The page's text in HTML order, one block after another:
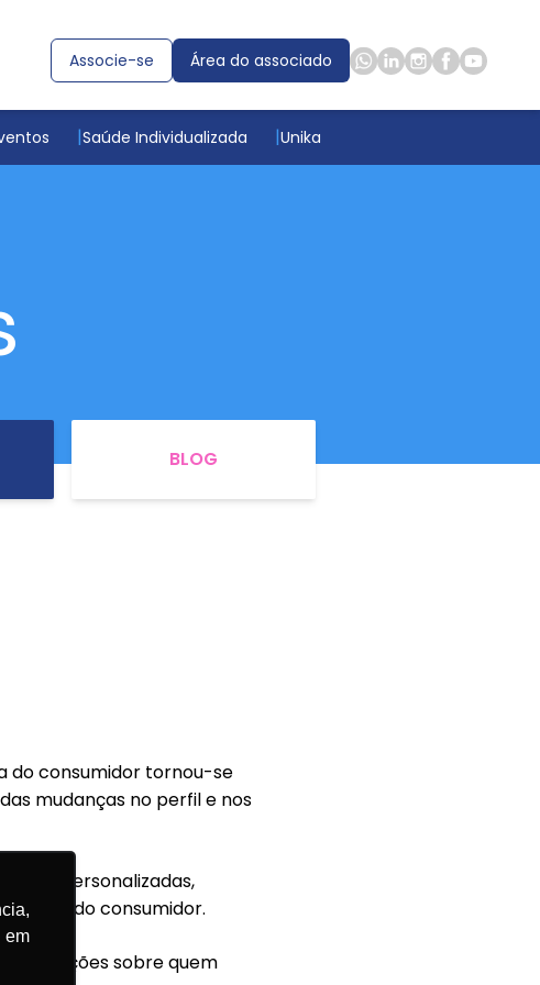
em
Associe-se Área do associado
Saúde Individualizada Unika
BLOG
do consumidor tornou-se
mudanças no perfil e nos
personalizadas,
do consumidor.
sobre quem